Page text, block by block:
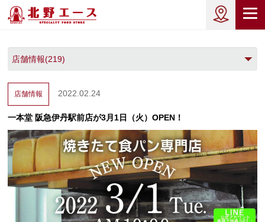
店舗情報 2022.02.24
一本堂 阪急伊丹駅前店が3月1日（火）OPEN！